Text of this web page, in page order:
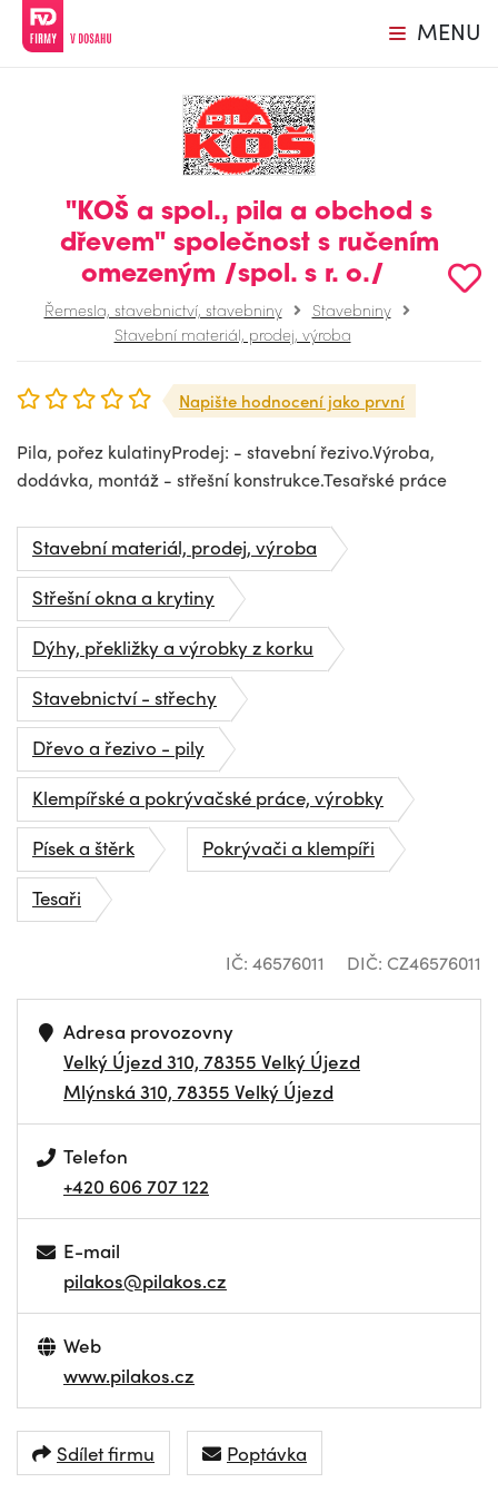
MENU
"KOŠ a spol., pila a obchod s
dřevem" společnost s ručením
omezeným /spol. s r. o./
Řemesla, stavebnictví, stavebniny
Stavebniny
Stavební materiál, prodej, výroba
Napište hodnocení jako první
Pila, pořez kulatinyProdej: - stavební řezivo.Výroba,
dodávka, montáž - střešní konstrukce.Tesařské práce
Stavební materiál, prodej, výroba
Střešní okna a krytiny
Dýhy, překližky a výrobky z korku
Stavebnictví - střechy
Dřevo a řezivo - pily
Klempířské a pokrývačské práce, výrobky
Písek a štěrk
Pokrývači a klempíři
Tesaři
IČ: 46576011 DIČ: CZ46576011
Adresa provozovny
Velký Újezd 310, 78355 Velký Újezd
Mlýnská 310, 78355 Velký Újezd
Telefon
+420 606 707 122
E-mail
pilakos@pilakos.cz
Web
www.pilakos.cz
Sdílet firmu Poptávka